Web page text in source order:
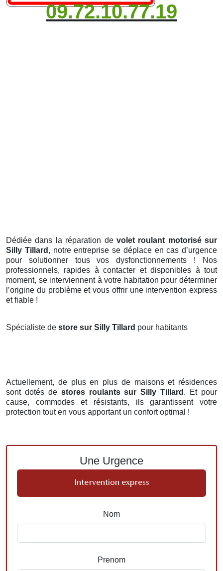
09.72.10.77.19
Dédiée dans la réparation de volet roulant motorisé sur
Silly Tillard , notre entreprise se déplace en cas d’urgence
pour solutionner tous vos dysfonctionnements ! Nos
professionnels, rapides à contacter et disponibles à tout
moment, se interviennent à votre habitation pour déterminer
l’origine du problème et vous offrir une intervention express
et fiable !
Spécialiste de store sur Silly Tillard pour habitants
Actuellement, de plus en plus de maisons et résidences
sont dotés de stores roulants sur Silly Tillard . Et pour
cause, commodes et résistants, ils garantissent votre
protection tout en vous apportant un confort optimal !
Une Urgence
Intervention express
Nom
Prenom